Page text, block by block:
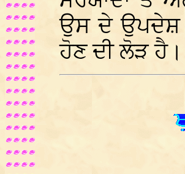
ਉਸ ਦੇ ਉਪਦੇਸ਼
ਹੋਣ ਦੀ ਲੋੜ ਹੈ।